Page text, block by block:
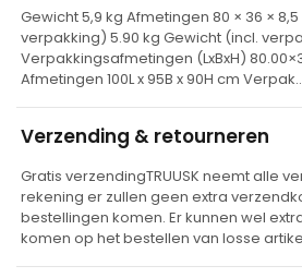
t
v
e
Gewicht 5,9 kg Afmetingen 80 × 36 ×
verpakking) 5.90 kg Gewicht (incl.
Verpakkingsafmetingen (LxBxH)
Afmetingen 100L x 95B x 90H cm
Verzending & retourneren
Gratis verzendingTRUUSK neemt alle
rekening er zullen geen extra
bestellingen komen. Er kunnen wel
komen op het bestellen van losse